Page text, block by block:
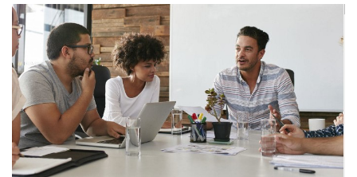
Qidirish
Kirish